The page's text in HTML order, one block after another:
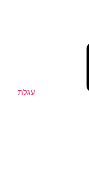
עגלת